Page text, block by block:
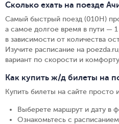
Сколько ехать на поезде
Самый быстрый поезд (010Н)
а самое долгое время в пути —
в зависимости от количества
Изучите расписание на
вариант по скорости и
Как купить ж/д билеты на
Купить билеты на сайте просто
Выберете маршрут и дату в
Ознакомьтесь с